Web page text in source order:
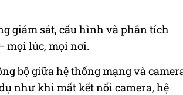
giám sát, cấu hình và phân tích
mọi lúc, mọi nơi.
bộ giữa hệ thống mạng và
như khi mất kết nối camera, hệ